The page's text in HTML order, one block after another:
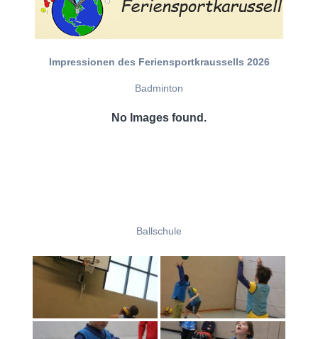
Impressionen des Feriensportkraussells 2026
Badminton
No Images found.
Ballschule